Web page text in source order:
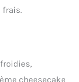
frais.
cheesecake